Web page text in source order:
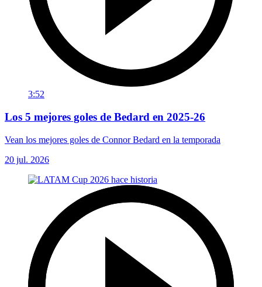
3:52
Los 5 mejores goles de Bedard en 2025-26
Vean los mejores goles de Connor Bedard en la temporada
20 jul. 2026